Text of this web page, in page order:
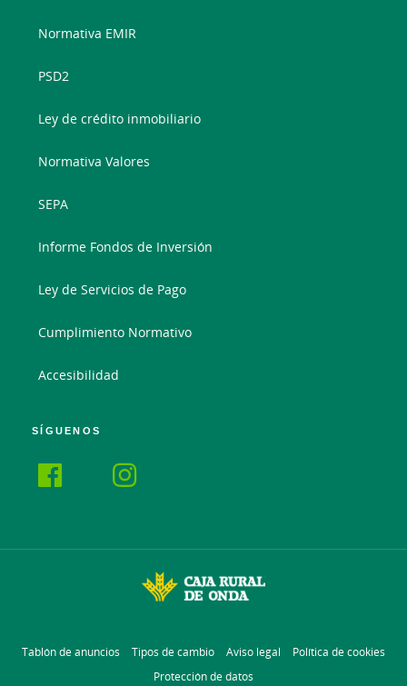
Normativa EMIR
PSD2
Ley de crédito inmobiliario
Normativa Valores
SEPA
Informe Fondos de Inversión
Ley de Servicios de Pago
Cumplimiento Normativo
Accesibilidad
SÍGUENOS
Tablón de anuncios Tipos de cambio Aviso legal
Política de cookies
Protección de datos